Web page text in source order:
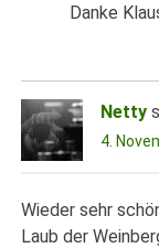
Danke
Netty
4.
Wieder sehr
Laub der